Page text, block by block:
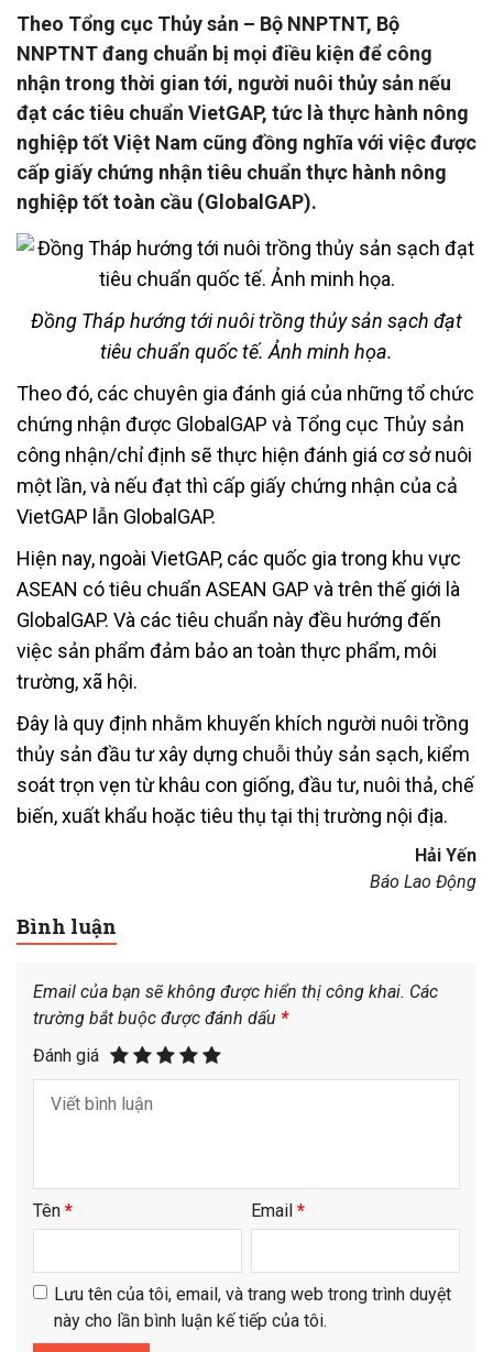
Theo Tổng cục Thủy sản – Bộ NNPTNT, Bộ
NNPTNT đang chuẩn bị mọi điều kiện để công
nhận trong thời gian tới, người nuôi thủy sản nếu
đạt các tiêu chuẩn VietGAP, tức là thực hành nông
nghiệp tốt Việt Nam cũng đồng nghĩa với việc được
cấp giấy chứng nhận tiêu chuẩn thực hành nông
nghiệp tốt toàn cầu (GlobalGAP).
Đồng Tháp hướng tới nuôi trồng thủy sản sạch đạt
tiêu chuẩn quốc tế. Ảnh minh họa.
Theo đó, các chuyên gia đánh giá của những tổ chức
chứng nhận được GlobalGAP và Tổng cục Thủy sản
công nhận/chỉ định sẽ thực hiện đánh giá cơ sở nuôi
một lần, và nếu đạt thì cấp giấy chứng nhận của cả
VietGAP lẫn GlobalGAP.
Hiện nay, ngoài VietGAP, các quốc gia trong khu vực
ASEAN có tiêu chuẩn ASEAN GAP và trên thế giới là
GlobalGAP. Và các tiêu chuẩn này đều hướng đến
việc sản phẩm đảm bảo an toàn thực phẩm, môi
trường, xã hội.
Đây là quy định nhằm khuyến khích người nuôi trồng
thủy sản đầu tư xây dựng chuỗi thủy sản sạch, kiểm
soát trọn vẹn từ khâu con giống, đầu tư, nuôi thả, chế
biến, xuất khẩu hoặc tiêu thụ tại thị trường nội địa.
Hải Yến
Báo Lao Động
Bình luận
Email của bạn sẽ không được hiển thị công khai. Các
trường bắt buộc được đánh dấu *
Đánh giá
Tên * Email *
Lưu tên của tôi, email, và trang web trong trình duyệt
này cho lần bình luận kế tiếp của tôi.